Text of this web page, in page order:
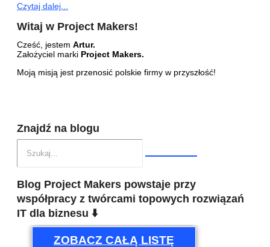
Czytaj dalej...
Witaj w Project Makers!
Cześć, jestem Artur.
Założyciel marki Project Makers.
Moją misją jest przenosić polskie firmy w przyszłość!
Znajdź na blogu
Blog Project Makers powstaje przy
współpracy z twórcami topowych rozwiązań
IT dla biznesu ⬇️
ZOBACZ CAŁĄ LISTĘ